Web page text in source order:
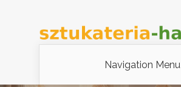
Navigation Menu